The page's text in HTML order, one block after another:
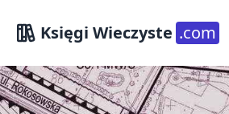
Księgi Wieczyste .com